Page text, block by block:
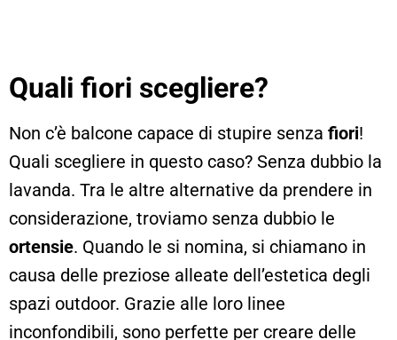
Quali fiori scegliere?
Non c’è balcone capace di stupire senza fiori!
Quali scegliere in questo caso? Senza dubbio la
lavanda. Tra le altre alternative da prendere in
considerazione, troviamo senza dubbio le
ortensie. Quando le si nomina, si chiamano in
causa delle preziose alleate dell’estetica degli
spazi outdoor. Grazie alle loro linee
inconfondibili, sono perfette per creare delle